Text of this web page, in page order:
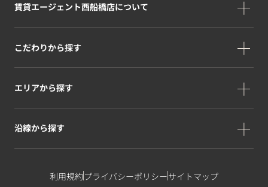
賃貸エージェント西船橋店について
こだわりから探す
エリアから探す
沿線から探す
利用規約プライバシーポリシーサイトマップ